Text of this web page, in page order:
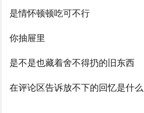
是情怀顿顿吃可不行
你抽屉里
是不是也藏着舍不得扔的旧东西
在评论区告诉放不下的回忆是什么